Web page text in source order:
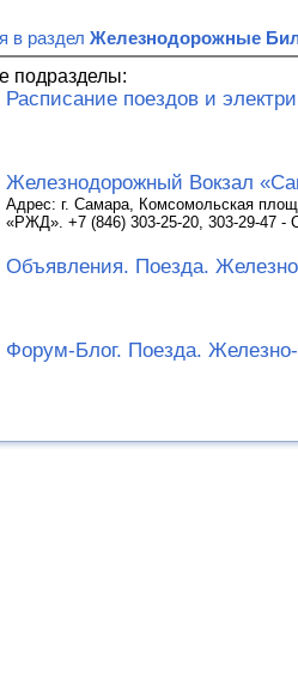
в раздел Железнодорожные
подразделы:
Расписание поездов и
Железнодорожный Вокзал
Адрес: г. Самара, Комсомольская
«РЖД». +7 (846) 303-25-20, 303-29-47 -
Объявления. Поезда.
Форум-Блог. Поезда.